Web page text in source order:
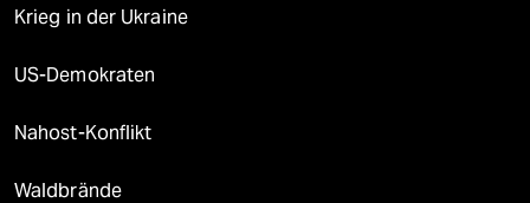
Krieg in der Ukraine
US-Demokraten
Nahost-Konflikt
Waldbrände